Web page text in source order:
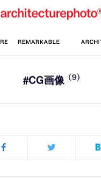
#CG画像 (9)